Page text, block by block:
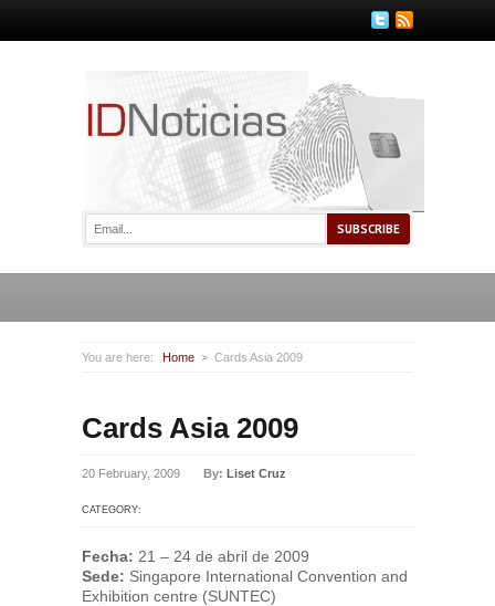
You are here: Home Cards Asia 2009
Cards Asia 2009
20 February, 2009 By: Liset Cruz
CATEGORY:
Fecha: 21 – 24 de abril de 2009
Sede: Singapore International Convention and
Exhibition centre (SUNTEC)